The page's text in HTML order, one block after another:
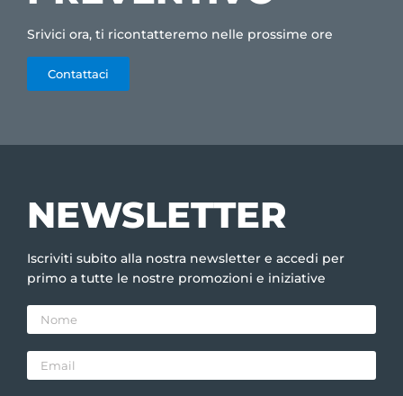
Srivici ora, ti ricontatteremo nelle prossime ore
Contattaci
NEWSLETTER
Iscriviti subito alla nostra newsletter e accedi per
primo a tutte le nostre promozioni e iniziative